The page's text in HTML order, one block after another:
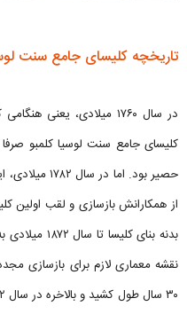
تاریخچه کلیسای جامع سنت
در سال ۱۷۶۰ میلادی،
کلیسای جامع سنت لوسیا کلمبو
حصیر بود.
از همکارانش بازسازی و لقب اولین
بدنه بنای
نقشه معماری لازم برای بازسازی